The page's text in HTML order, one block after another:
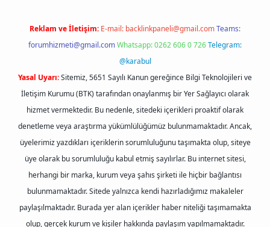
Reklam ve İletişim: E-mail: backlinkpaneli@gmail.comTeams:
forumhizmeti@gmail.comWhatsapp: 0262 606 0 726Telegram:
@karabul
Yasal Uyarı:Sitemiz, 5651 Sayılı Kanun gereğince Bilgi Teknolojileri ve
İletişim Kurumu (BTK) tarafından onaylanmış bir Yer Sağlayıcı olarak
hizmet vermektedir. Bu nedenle, sitedeki içerikleri proaktif olarak
denetleme veya araştırma yükümlülüğümüz bulunmamaktadır. Ancak,
üyelerimiz yazdıkları içeriklerin sorumluluğunu taşımakta olup, siteye
üye olarak bu sorumluluğu kabul etmiş sayılırlar. Bu internet sitesi,
herhangi bir marka, kurum veya şahıs şirketi ile hiçbir bağlantısı
bulunmamaktadır. Sitede yalnızca kendi hazırladığımız makaleler
paylaşılmaktadır. Burada yer alan içerikler haber niteliği taşımamakta
olup, gerçek kurum ve kişiler hakkında paylaşım yapılmamaktadır.